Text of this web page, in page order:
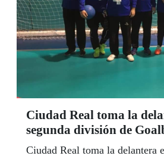
Ciudad Real toma la
segunda división de
Ciudad Real toma la delantera